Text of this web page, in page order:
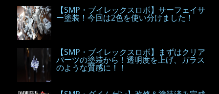
【SMP・ブイレックスロボ】サーフェイサ
ー塗装！今回は2色を使い分けました！
【SMP・ブイレックスロボ】まずはクリア
パーツの塗装から！透明度を上げ、ガラス
のような質感に！！